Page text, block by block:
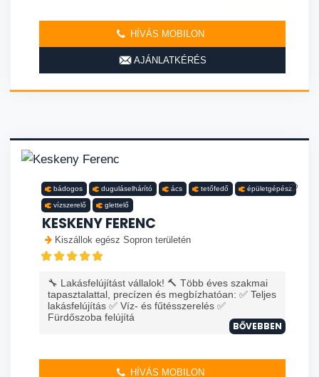
HÍVÁS MOBILON
AJÁNLATKÉRÉS
bádogos duguláselhárító ács tetőfedő épületgépész
vízszerelő glettelő
KESKENY FERENC
Kiszállok egész Sopron területén
🔧 Lakásfelújítást vállalok! 🔨 Több éves szakmai
tapasztalattal, precízen és megbízhatóan: ✅ Teljes
lakásfelújítás ✅ Víz- és fűtésszerelés ✅
Fürdőszoba felújítá
BŐVEBBEN
HÍVÁS MOBILON